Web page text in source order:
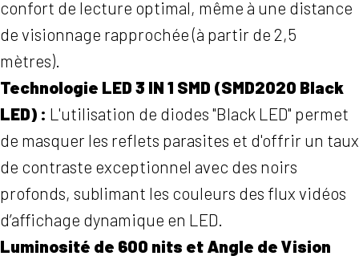
confort de lecture optimal, même à une distance
de visionnage rapprochée (à partir de 2,5
mètres).
Technologie LED 3 IN 1 SMD (SMD2020 Black
LED) : L'utilisation de diodes "Black LED" permet
de masquer les reflets parasites et d'offrir un taux
de contraste exceptionnel avec des noirs
profonds, sublimant les couleurs des flux vidéos
d’affichage dynamique en LED.
Luminosité de 600 nits et Angle de Vision